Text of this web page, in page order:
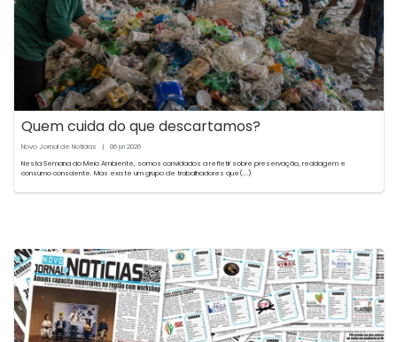
Quem cuida do que descartamos?
Novo Jornal de Notícias | 06 jun2026
Nesta Semana do Meio Ambiente, somos convidados a refletir sobre preservação, reciclagem e
consumo consciente. Mas existe um grupo de trabalhadores que(...)